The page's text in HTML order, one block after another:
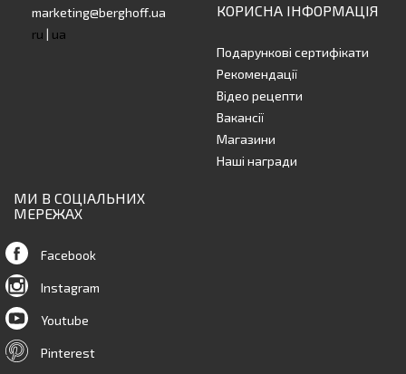
marketing@berghoff.ua
ru
ua
КОРИСНА ІНФОРМАЦІЯ
Подарункові сертифікати
Рекомендації
Відео рецепти
Вакансії
Магазини
Наші награди
МИ В СОЦІАЛЬНИХ
МЕРЕЖАХ
Facebook
Instagram
Youtube
Pinterest